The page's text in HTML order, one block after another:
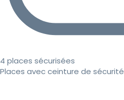
4 places sécurisées
Places avec ceinture de sécurité